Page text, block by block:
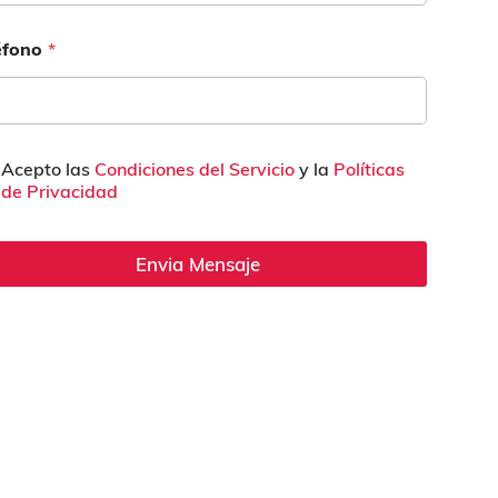
*
Acepto las Condiciones del Servicioy la Políticas
de Privacidad
Envia Mensaje